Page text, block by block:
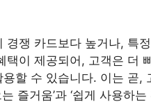
경쟁 카드보다 높거나, 특
택이 제공되어, 고객은 더
용할 수 있습니다. 이는 곧,
즐거움’과 ‘쉽게 사용하는